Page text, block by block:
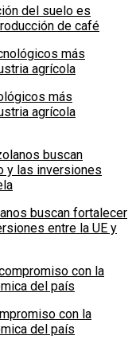
del suelo es
de café
más
agrícola
buscan fortalecer
entre la UE y
con la
del país